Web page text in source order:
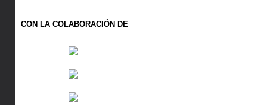
CON LA COLABORACIÓN DE